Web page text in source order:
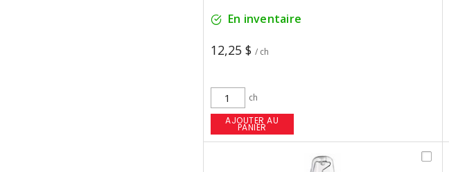
En inventaire
12,25 $ / ch
ch
AJOUTER AU
PANIER